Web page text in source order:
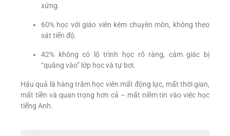
xứng.
60% học với giáo viên kém chuyên môn, không theo
sát tiến độ.
42% không có lộ trình học rõ ràng, cảm giác bị
“quăng vào” lớp học và tự bơi.
Hậu quả là hàng trăm học viên mất động lực, mất thời gian,
mất tiền và quan trọng hơn cả – mất niềm tin vào việc học
tiếng Anh.